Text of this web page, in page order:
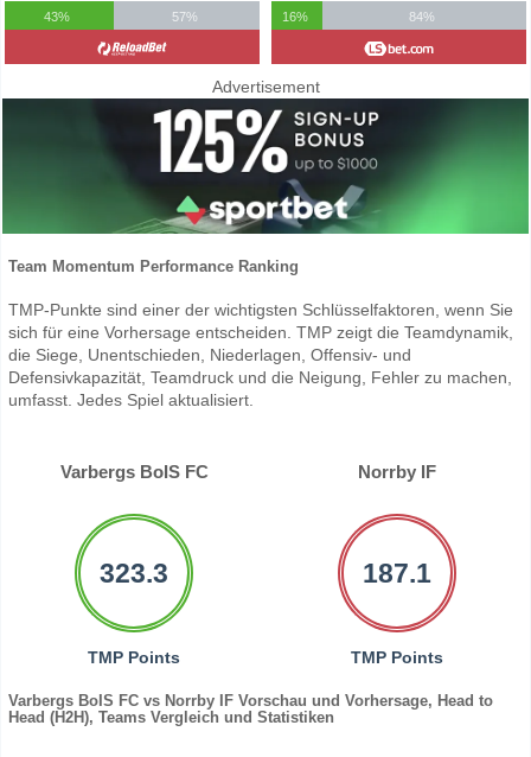
43%
57%
16%
84%
Advertisement
Team Momentum Performance Ranking
TMP-Punkte sind einer der wichtigsten Schlüsselfaktoren, wenn Sie
sich für eine Vorhersage entscheiden. TMP zeigt die Teamdynamik,
die Siege, Unentschieden, Niederlagen, Offensiv- und
Defensivkapazität, Teamdruck und die Neigung, Fehler zu machen,
umfasst. Jedes Spiel aktualisiert.
Varbergs BoIS FC Norrby IF
323.3
TMP Points
187.1
TMP Points
Varbergs BoIS FC vs Norrby IF Vorschau und Vorhersage, Head to
Head (H2H), Teams Vergleich und Statistiken